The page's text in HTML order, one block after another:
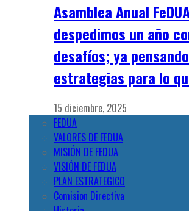
Asamblea Anual
despedimos un año
desafíos; ya
estrategias para lo
15 diciembre, 2025
FEDUA
VALORES DE FEDUA
MISIÓN DE FEDUA
VISIÓN DE FEDUA
PLAN ESTRATEGICO
Comision Directiva